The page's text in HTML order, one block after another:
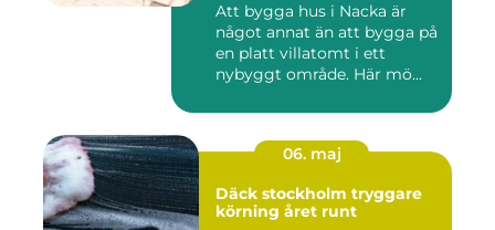
Att bygga hus i Nacka är
något annat än att bygga på
en platt villatomt i ett
nybyggt område. Här mö...
06. maj
Däck stockholm tryggare
körning året runt